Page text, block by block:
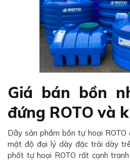
Giá bán bồn
đứng ROTO và
Dãy sản phẩm bồn tự hoại ROTO
mật độ đại lý dày đặc trải dày
phốt tự hoại ROTO rất cạnh